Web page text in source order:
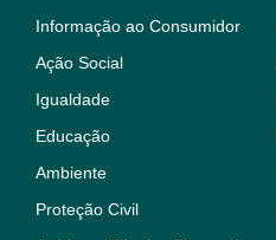
Informação ao Consumidor
Ação Social
Igualdade
Educação
Ambiente
Proteção Civil